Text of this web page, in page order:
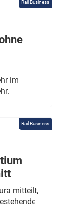
Rail Business
im
Rail Business
mitteilt,